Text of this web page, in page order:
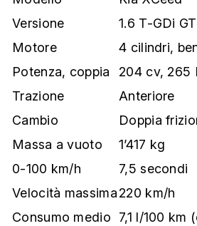
Versione
1.6 T-GDi
Motore
4 cilindri,
Potenza, coppia
204 cv, 265
Trazione
Anteriore
Cambio
Doppia
Massa a vuoto
1’417 kg
0-100 km/h
7,5 secondi
Velocità massima220 km/h
Consumo medio
7,1 l/100 km